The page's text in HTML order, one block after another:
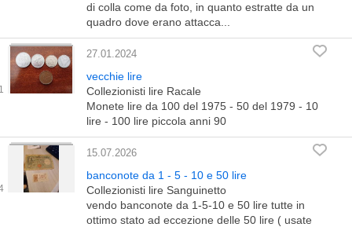
di colla come da foto, in quanto estratte da un
quadro dove erano attacca...
27.01.2024
vecchie lire
Collezionisti lire Racale
Monete lire da 100 del 1975 - 50 del 1979 - 10
lire - 100 lire piccola anni 90
15.07.2026
banconote da 1 - 5 - 10 e 50 lire
Collezionisti lire Sanguinetto
vendo banconote da 1-5-10 e 50 lire tutte in
ottimo stato ad eccezione delle 50 lire ( usate